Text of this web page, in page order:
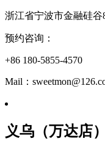
浙江省宁波市金融硅谷
预约咨询：
+86 180-5855-4570
Mail：
义乌（万达店）